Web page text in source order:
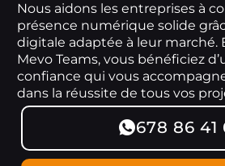
Nous aidons les entreprises à
présence numérique solide
digitale adaptée à leur marché.
Mevo Teams, vous bénéficiez
confiance qui vous
dans la réussite de tous vos
678 86 41